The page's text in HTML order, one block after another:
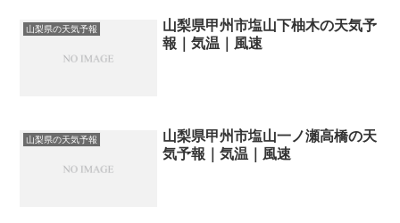
山梨県の天気予報
山梨県甲州市塩山下柚木の天気予
報｜気温｜風速
山梨県の天気予報
山梨県甲州市塩山一ノ瀬高橋の天
気予報｜気温｜風速